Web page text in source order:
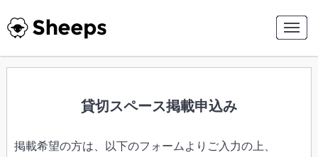
貸切スペース掲載申込み
掲載希望の方は、以下のフォームよりご入力の上、